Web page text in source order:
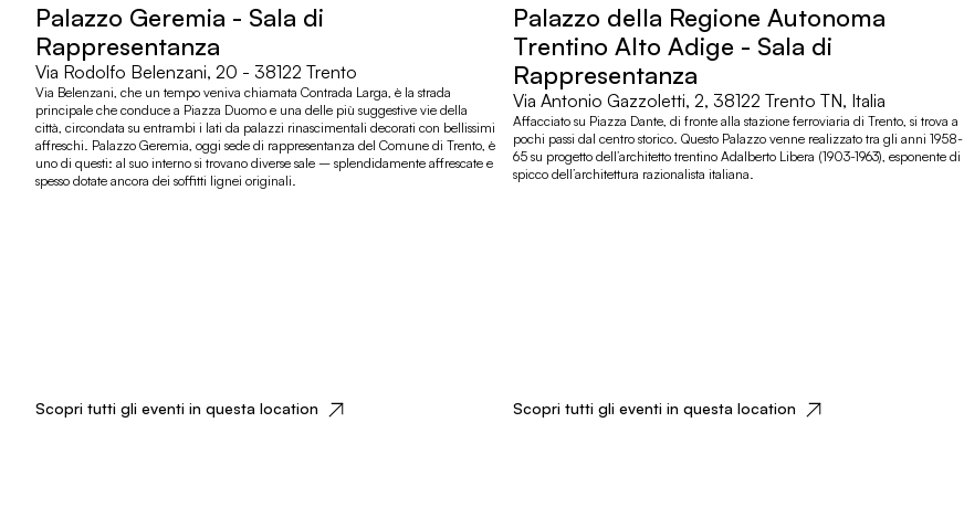
Palazzo Geremia - Sala di
Rappresentanza
Via Rodolfo Belenzani, 20 - 38122 Trento
Via Belenzani, che un tempo veniva chiamata Contrada Larga, è la strada
principale che conduce a Piazza Duomo e una delle più suggestive vie della
città, circondata su entrambi i lati da palazzi rinascimentali decorati con bellissimi
affreschi. Palazzo Geremia, oggi sede di rappresentanza del Comune di Trento, è
uno di questi: al suo interno si trovano diverse sale – splendidamente affrescate e
spesso dotate ancora dei soffitti lignei originali.
Scopri tutti gli eventi in questa location
Palazzo della Regione Autonoma
Trentino Alto Adige - Sala di
Rappresentanza
Via Antonio Gazzoletti, 2, 38122 Trento TN, Italia
Affacciato su Piazza Dante, di fronte alla stazione ferroviaria di Trento, si trova a
pochi passi dal centro storico. Questo Palazzo venne realizzato tra gli anni 1958-
65 su progetto dell’architetto trentino Adalberto Libera (1903-1963), esponente di
spicco dell’architettura razionalista italiana.
Scopri tutti gli eventi in questa location